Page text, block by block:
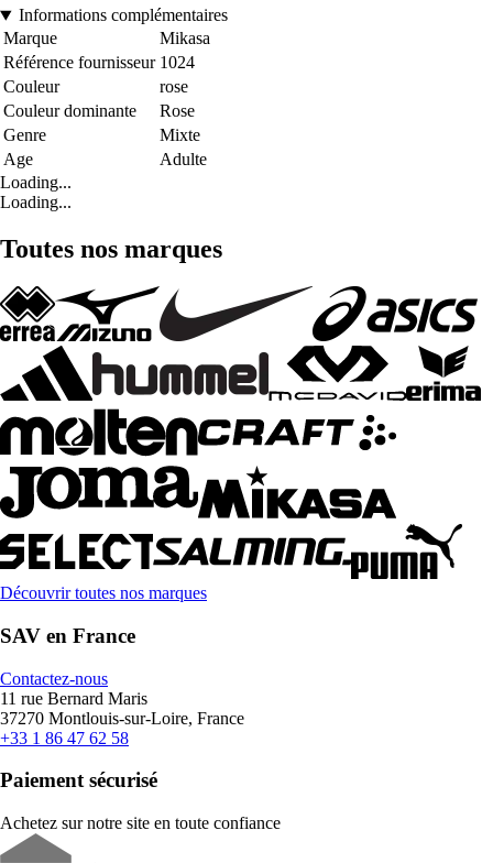
Informations complémentaires
Marque
Mikasa
Référence fournisseur 1024
Couleur
rose
Couleur dominante
Rose
Genre
Mixte
Age
Adulte
Loading...
Loading...
Toutes nos marques
Découvrir toutes nos marques
SAV en France
Contactez-nous
11 rue Bernard Maris
37270 Montlouis-sur-Loire, France
+33 1 86 47 62 58
Paiement sécurisé
Achetez sur notre site en toute confiance